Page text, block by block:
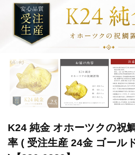
K24 純金 オホーツクの祝
率 ( 受注生産 24金 ゴール